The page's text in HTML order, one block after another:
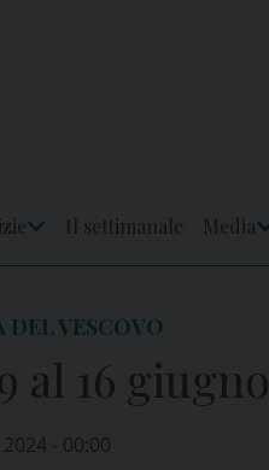
Il settimanale
Media
DEL VESCOVO
al 16 giugno
- 00:00